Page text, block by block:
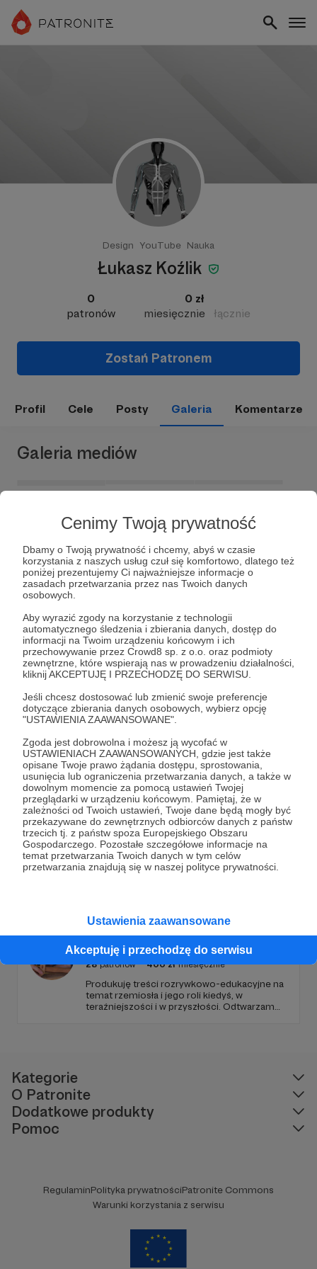
Cenimy Twoją prywatność
Dbamy o Twoją prywatność i chcemy, abyś w czasie
korzystania z naszych usług czuł się komfortowo, dlatego też
poniżej prezentujemy Ci najważniejsze informacje o
zasadach przetwarzania przez nas Twoich danych
osobowych.
Aby wyrazić zgody na korzystanie z technologii
automatycznego śledzenia i zbierania danych, dostęp do
informacji na Twoim urządzeniu końcowym i ich
przechowywanie przez Crowd8 sp. z o.o. oraz podmioty
zewnętrzne, które wspierają nas w prowadzeniu działalności,
kliknij AKCEPTUJĘ I PRZECHODZĘ DO SERWISU.
Jeśli chcesz dostosować lub zmienić swoje preferencje
dotyczące zbierania danych osobowych, wybierz opcję
"USTAWIENIA ZAAWANSOWANE".
Zgoda jest dobrowolna i możesz ją wycofać w
USTAWIENIACH ZAAWANSOWANYCH, gdzie jest także
opisane Twoje prawo żądania dostępu, sprostowania,
usunięcia lub ograniczenia przetwarzania danych, a także w
dowolnym momencie za pomocą ustawień Twojej
przeglądarki w urządzeniu końcowym. Pamiętaj, że w
zależności od Twoich ustawień, Twoje dane będą mogły być
przekazywane do zewnętrznych odbiorców danych z państw
trzecich tj. z państw spoza Europejskiego Obszaru
Gospodarczego. Pozostałe szczegółowe informacje na
temat przetwarzania Twoich danych w tym celów
przetwarzania znajdują się w naszej polityce prywatności.
Ustawienia zaawansowane
Akceptuję i przechodzę do serwisu
Design YouTube Nauka
Łukasz Koźlik
0
patronów
0 zł
miesięcznie
łącznie
Zostań Patronem
Profil Cele Posty Galeria Komentarze
Galeria mediów
Dołącz do grona Patronów!
Wesprzyj działalność AutoraŁukasz Koźlik już teraz!
Zostań Patronem
Promowani autorzy
Fundacja Primo Elemento
43 patronów 2010 zł miesięcznie
Fundacja Primo Elemento, to organizacja
non-profit, której celem jest ochrona
Łukasz Giergasz
28 patronów 400 zł miesięcznie
Produkuję treści rozrywkowo-edukacyjne na
temat rzemiosła i jego roli kiedyś, w
teraźniejszości i w przyszłości. Odtwarzam
Kategorie
O Patronite
Dodatkowe produkty
Pomoc
RegulaminPolityka prywatnościPatronite Commons
Warunki korzystania z serwisu